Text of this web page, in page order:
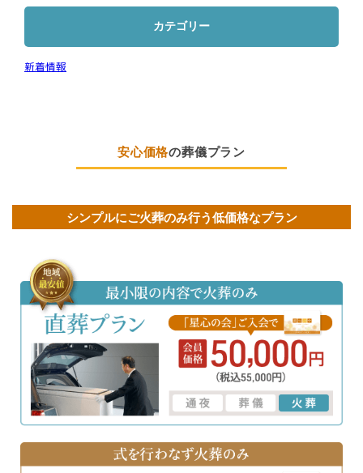
カテゴリー
新着情報
安心価格の葬儀プラン
シンプルにご火葬のみ行う低価格なプラン